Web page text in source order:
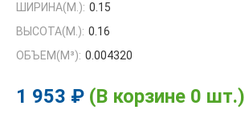
ШИРИНА(М.): 0.15
ВЫСОТА(М.): 0.16
ОБЪЕМ(M³): 0.004320
1 953 ₽ (В корзине 0 шт.)